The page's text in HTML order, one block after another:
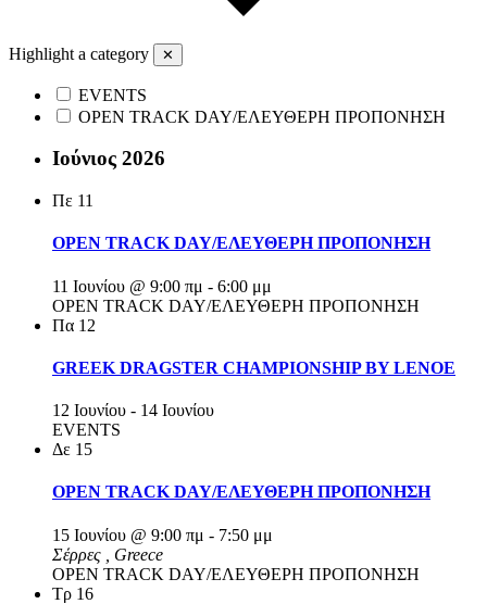
Highlight a category ✕
EVENTS
OPEN TRACK DAY/ΕΛΕΥΘΕΡΗ ΠΡΟΠΟΝΗΣΗ
Ιούνιος 2026
Πε 11
OPEN TRACK DAY/ΕΛΕΥΘΕΡΗ ΠΡΟΠΟΝΗΣΗ
11 Ιουνίου @ 9:00 πμ - 6:00 μμ
OPEN TRACK DAY/ΕΛΕΥΘΕΡΗ ΠΡΟΠΟΝΗΣΗ
Πα 12
GREEK DRAGSTER CHAMPIONSHIP BY LENOE
12 Ιουνίου - 14 Ιουνίου
EVENTS
Δε 15
OPEN TRACK DAY/ΕΛΕΥΘΕΡΗ ΠΡΟΠΟΝΗΣΗ
15 Ιουνίου @ 9:00 πμ - 7:50 μμ
Σέρρες
, Greece
OPEN TRACK DAY/ΕΛΕΥΘΕΡΗ ΠΡΟΠΟΝΗΣΗ
Τρ 16